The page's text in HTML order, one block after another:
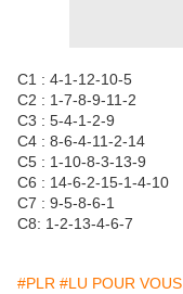
C1 : 4-1-12-10-5
C2 : 1-7-8-9-11-2
C3 : 5-4-1-2-9
C4 : 8-6-4-11-2-14
C5 : 1-10-8-3-13-9
C6 : 14-6-2-15-1-4-10
C7 : 9-5-8-6-1
C8: 1-2-13-4-6-7
#PLR #LU POUR VOUS